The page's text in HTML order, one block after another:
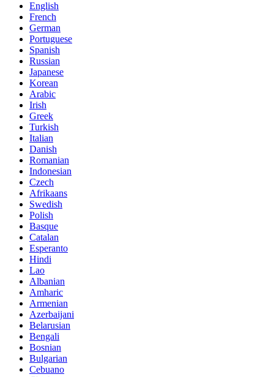
English
French
German
Portuguese
Spanish
Russian
Japanese
Korean
Arabic
Irish
Greek
Turkish
Italian
Danish
Romanian
Indonesian
Czech
Afrikaans
Swedish
Polish
Basque
Catalan
Esperanto
Hindi
Lao
Albanian
Amharic
Armenian
Azerbaijani
Belarusian
Bengali
Bosnian
Bulgarian
Cebuano